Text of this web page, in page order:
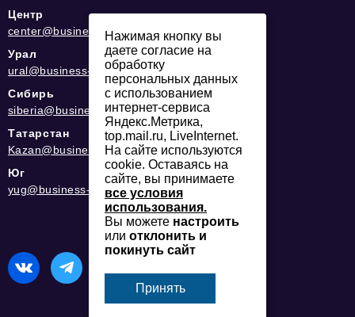
Центр
center@business-magazine.online
Урал
ural@business-magazine.online
Сибирь
siberia@business-magazine.online
Татарстан
Kazan@business-magazine.online
Юг
yug@business-magazine.online
Нажимая кнопку вы
даете согласие на
обработку
персональных данных
с использованием
интернет-сервиса
Яндекс.Метрика,
top.mail.ru, LiveInternet.
На сайте используются
cookie. Оставаясь на
сайте, вы принимаете
все условия
использования.
Вы можете настроить
или отклонить и
покинуть сайт
Принять